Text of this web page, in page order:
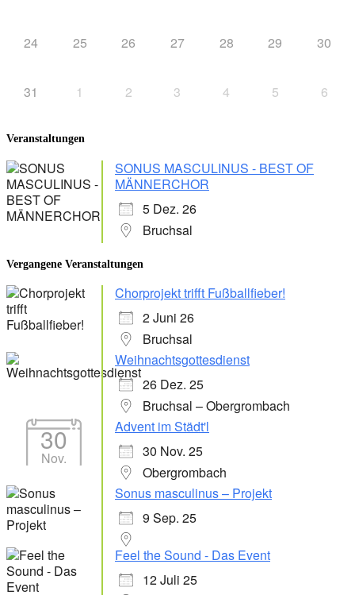
24 25 26 27 28 29 30
31 1 2 3 4 5 6
Veranstaltungen
SONUS MASCULINUS - BEST OF
MÄNNERCHOR
5 Dez. 26
Bruchsal
Vergangene Veranstaltungen
Chorprojekt trifft Fußballfieber!
2 Juni 26
Bruchsal
Weihnachtsgottesdienst
26 Dez. 25
Bruchsal – Obergrombach
30
Nov.
Advent im Städt'l
30 Nov. 25
Obergrombach
Sonus masculinus – Projekt
9 Sep. 25
Feel the Sound - Das Event
12 Juli 25